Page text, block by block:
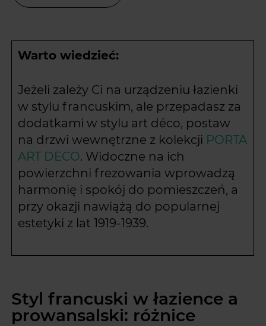
Warto wiedzieć:
Jeżeli zależy Ci na urządzeniu łazienki
w stylu francuskim, ale przepadasz za
dodatkami w stylu art déco, postaw
na drzwi wewnętrzne z kolekcji PORTA
ART DECO. Widoczne na ich
powierzchni frezowania wprowadzą
harmonię i spokój do pomieszczeń, a
przy okazji nawiążą do popularnej
estetyki z lat 1919-1939.
Styl francuski w łazience a
prowansalski: różnice